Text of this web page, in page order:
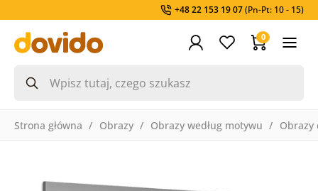
+48 22 153 19 07(Pn-Pt: 10 - 15)
0
Strona główna Obrazy Obrazy według motywu Obrazy